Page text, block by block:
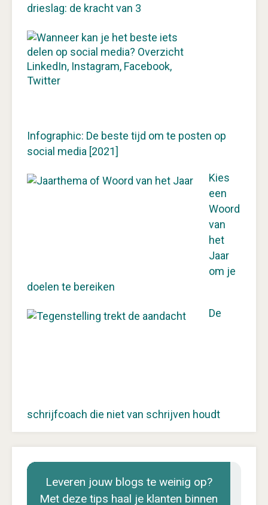
drieslag: de kracht van 3
Infographic: De beste tijd om te posten op
social media [2021]
Kies
een
Woord
van
het
Jaar
om je
doelen te bereiken
De
schrijfcoach die niet van schrijven houdt
Leveren jouw blogs te weinig op?
Met deze tips haal je klanten binnen